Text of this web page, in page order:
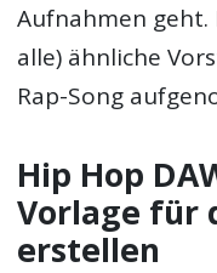
Aufnahmen geht.
alle) ähnliche
Rap-Song
Hip Hop
Vorlage für
erstellen